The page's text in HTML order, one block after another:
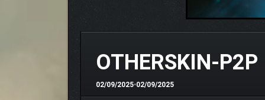
OTHERSKIN-P2P
02/09/2025•02/09/2025